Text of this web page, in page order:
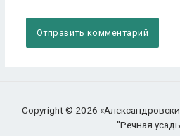
Copyright © 2026
"Речная